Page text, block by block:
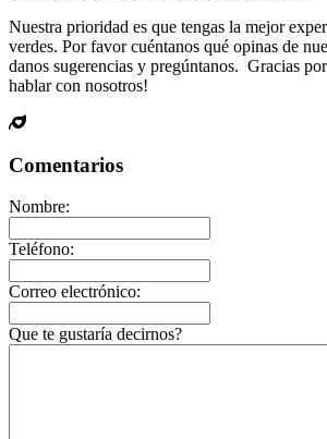
Nuestra prioridad es que tengas la mejor
verdes. Por favor cuéntanos qué opinas de
danos sugerencias y pregúntanos. Gracias
hablar con nosotros!
Comentarios
Nombre:
Teléfono:
Correo electrónico:
Que te gustaría decirnos?